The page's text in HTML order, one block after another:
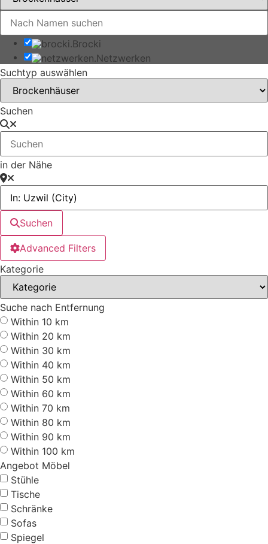
Brocki
Netzwerken
Suchtyp auswählen
Suchen
in der Nähe
Suchen
Advanced Filters
Kategorie
Suche nach Entfernung
Within 10 km
Within 20 km
Within 30 km
Within 40 km
Within 50 km
Within 60 km
Within 70 km
Within 80 km
Within 90 km
Within 100 km
Angebot Möbel
Stühle
Tische
Schränke
Sofas
Spiegel